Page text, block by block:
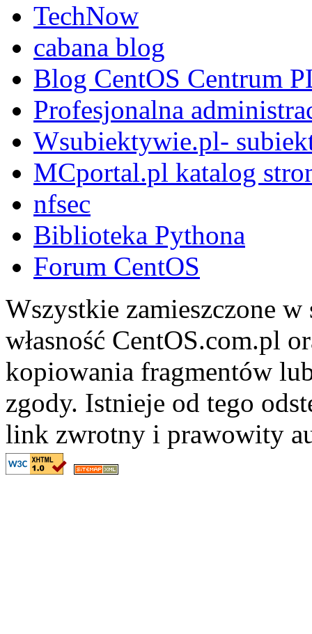
TechNow
cabana blog
Blog CentOS Centrum
Profesjonalna
Wsubiektywie.pl-
MCportal.pl katalog
nfsec
Biblioteka Pythona
Forum CentOS
Wszystkie zamieszczone
własność CentOS.com.pl
kopiowania fragmentów
zgody. Istnieje od tego
link zwrotny i prawowity